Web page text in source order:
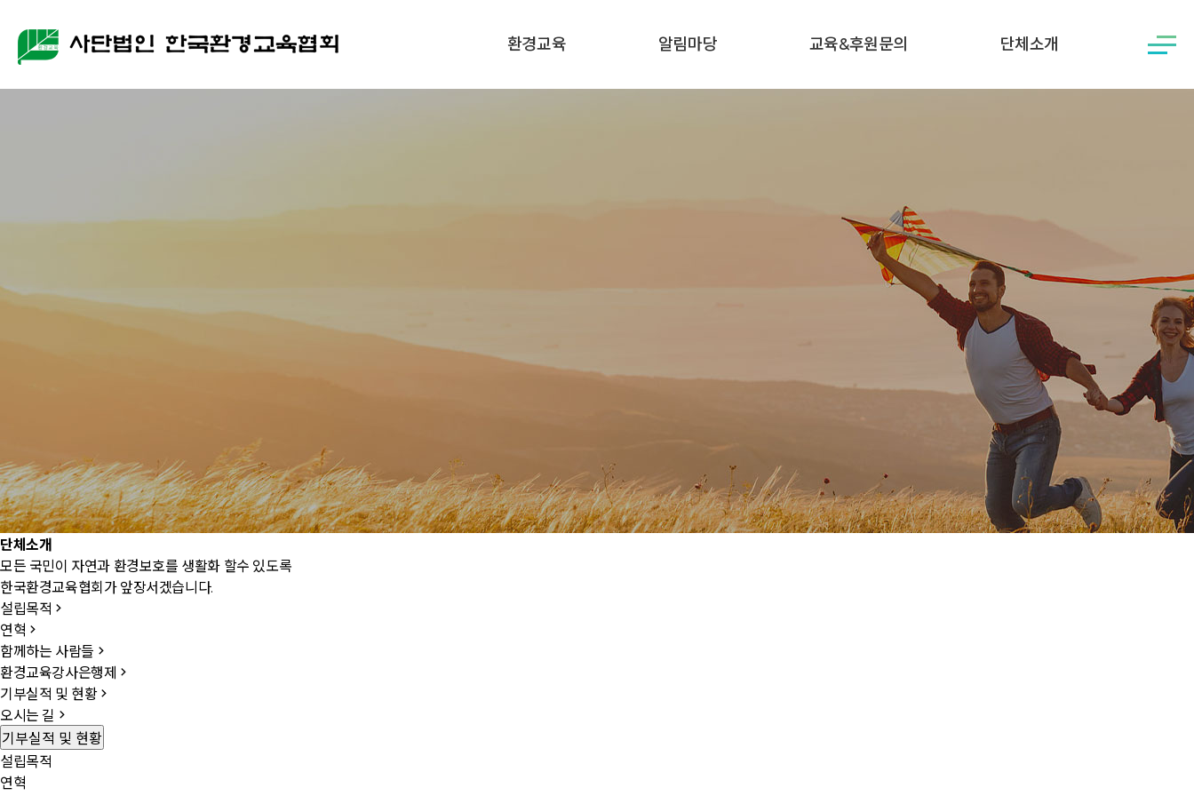
환경교육 알림마당 교육&후원문의 단체소개
단체소개
모든 국민이 자연과 환경보호를 생활화 할수 있도록
한국환경교육협회가 앞장서겠습니다.
설립목적
연혁
함께하는 사람들
환경교육강사은행제
기부실적 및 현황
오시는 길
기부실적 및 현황
설립목적
연혁